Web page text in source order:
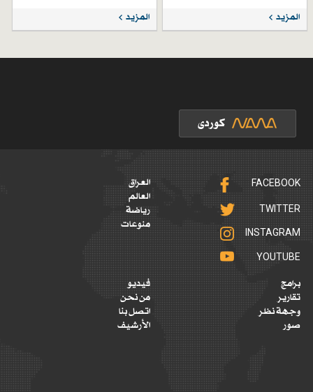
قبل 6 أيام
المزيد المزيد
FACEBOOK
TWITTER
INSTAGRAM
YOUTUBE
العراق
العالم
رياضة
منوعات
برامج
تقارير
وجهة نظر
صور
فيديو
من نحن
اتصل بنا
الأرشيف